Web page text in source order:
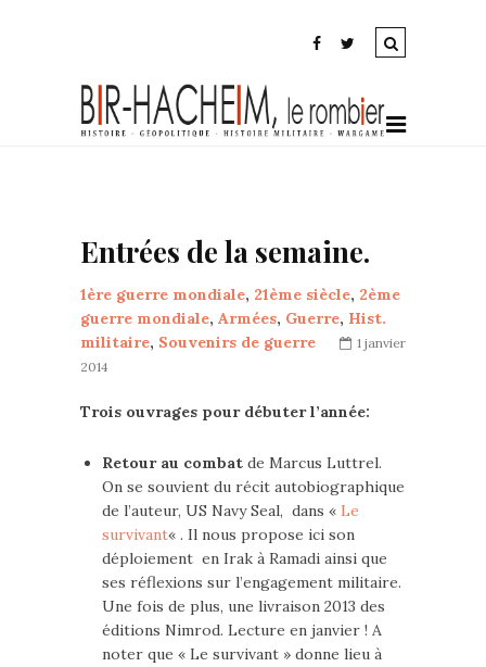
Entrées de la semaine.
1ère guerre mondiale, 21ème siècle, 2ème
guerre mondiale, Armées, Guerre, Hist.
militaire, Souvenirs de guerre
1 janvier
2014
Trois ouvrages pour débuter l’année:
Retour au combat de Marcus Luttrel.
On se souvient du récit autobiographique
de l’auteur, US Navy Seal, dans « Le
survivant« . Il nous propose ici son
déploiement en Irak à Ramadi ainsi que
ses réflexions sur l’engagement militaire.
Une fois de plus, une livraison 2013 des
éditions Nimrod. Lecture en janvier ! A
noter que « Le survivant » donne lieu à